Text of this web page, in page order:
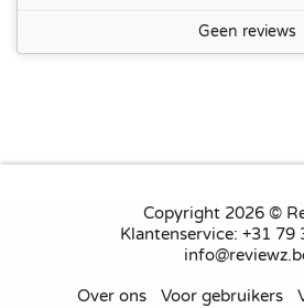
Geen reviews
Copyright 2026 ©
Klantenservice: +31 79
Over ons Voor gebruikers